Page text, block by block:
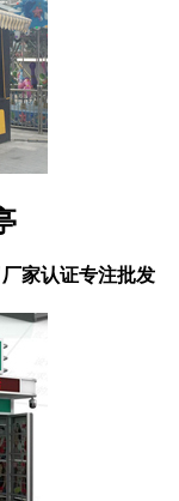
厂家认证专注批发